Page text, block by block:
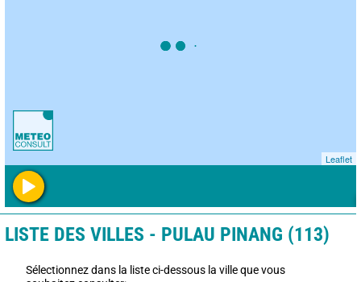
Leaflet
LISTE DES VILLES - PULAU PINANG (113)
Sélectionnez dans la liste ci-dessous la ville que vous